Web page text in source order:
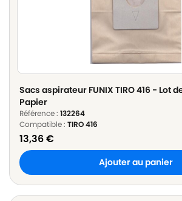
Sacs aspirateur FUNIX TIRO 416 - Lot
Papier
Référence : 132264
Compatible : TIRO 416
13,36€
Ajouter au panier